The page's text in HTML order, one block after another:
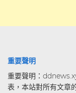
重要聲明
重要聲明：
表，本站對所有文章